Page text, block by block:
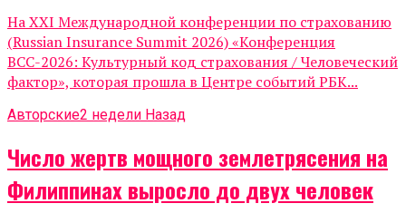
На XXI Международной конференции по страхованию
(Russian Insurance Summit 2026) «Конференция
ВСС-2026: Культурный код страхования / Человеческий
фактор», которая прошла в Центре событий РБК...
Авторские2 недели Назад
Число жертв мощного землетрясения на
Филиппинах выросло до двух человек